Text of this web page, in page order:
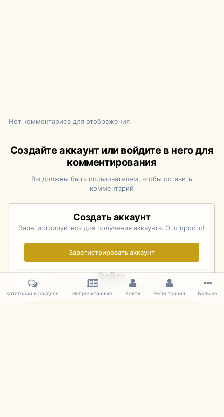
Нет комментариев для отображения
Создайте аккаунт или войдите в него для
комментирования
Вы должны быть пользователем, чтобы оставить
комментарий
Создать аккаунт
Зарегистрируйтесь для получения аккаунта. Это просто!
Зарегистрировать аккаунт
Войти
Уже зарегистрированы? Войдите здесь.
Категории и разделы Непрочитанные Войти Регистрация Больше